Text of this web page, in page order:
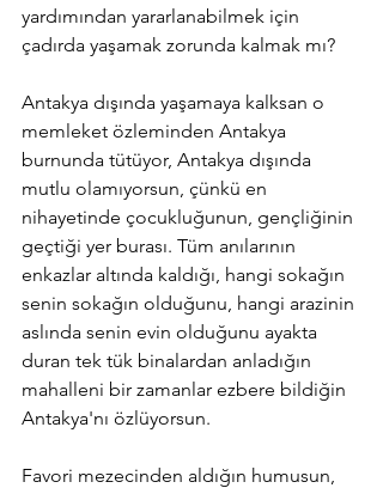
yardımından yararlanabilmek için
çadırda yaşamak zorunda kalmak mı?
Antakya dışında yaşamaya kalksan o
memleket özleminden Antakya
burnunda tütüyor, Antakya dışında
mutlu olamıyorsun, çünkü en
nihayetinde çocukluğunun, gençliğinin
geçtiği yer burası. Tüm anılarının
enkazlar altında kaldığı, hangi sokağın
senin sokağın olduğunu, hangi arazinin
aslında senin evin olduğunu ayakta
duran tek tük binalardan anladığın
mahalleni bir zamanlar ezbere bildiğin
Antakya'nı özlüyorsun.
Favori mezecinden aldığın humusun,